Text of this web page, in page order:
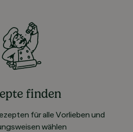
finden
für alle Vorlieben und
wählen